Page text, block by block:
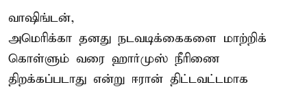
வாஷிங்டன்,
அமெரிக்கா தனது நடவடிக்கைகளை மாற்றிக்
கொள்ளும் வரை ஹார்முஸ் நீரிணை
திறக்கப்படாது என்று ஈரான் திட்டவட்டமாக